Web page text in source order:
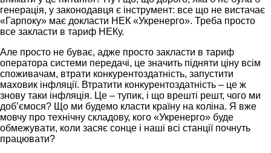
генерація, у законодавця є інструмент: все що не вистачає
«Гарпоку» має докласти НЕК «Укренерго». Треба просто
все закласти в тариф НЕКу.
Але просто не буває, адже просто закласти в тариф
оператора системи передачі, це значить підняти ціну всім
споживачам, втрати конкурентоздатність, запустити
маховик інфляції. Втратити конкурентоздатність – це ж
знову таки інфляція. Це – тупик, і що врешті решт, чого ми
доб’ємося? Що ми будемо класти країну на коліна. Я вже
мовчу про технічну складову, кого «Укренерго» буде
обмежувати, коли засяє сонце і наші всі станції почнуть
працювати?